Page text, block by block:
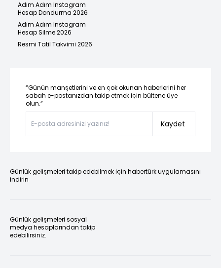
Adım Adım Instagram
Hesap Dondurma 2026
Adım Adım Instagram
Hesap Silme 2026
Resmi Tatil Takvimi 2026
“Günün manşetlerini ve en çok okunan haberlerini her
sabah e-postanızdan takip etmek için bültene üye
olun.”
Kaydet
Günlük gelişmeleri takip edebilmek için habertürk uygulamasını
indirin
Günlük gelişmeleri sosyal
medya hesaplarından takip
edebilirsiniz.